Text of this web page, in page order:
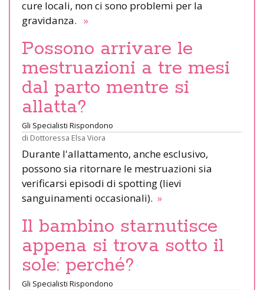
cure locali, non ci sono problemi per la
gravidanza. »
Possono arrivare le
mestruazioni a tre mesi
dal parto mentre si
allatta?
Gli Specialisti Rispondono
di Dottoressa Elsa Viora
Durante l'allattamento, anche esclusivo,
possono sia ritornare le mestruazioni sia
verificarsi episodi di spotting (lievi
sanguinamenti occasionali). »
Il bambino starnutisce
appena si trova sotto il
sole: perché?
Gli Specialisti Rispondono